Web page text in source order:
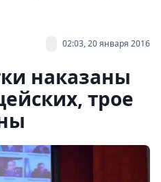
02:03, 20 января 2016
наказаны
трое